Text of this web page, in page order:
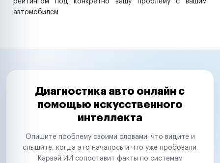
рейтингом под конкретно вашу проблему с вашим
автомобилем
Диагностика авто онлайн с
помощью искусственного
интеллекта
Опишите проблему своими словами: что видите и
слышите, когда это началось и что уже пробовали.
Карвэй ИИ сопоставит факты по системам